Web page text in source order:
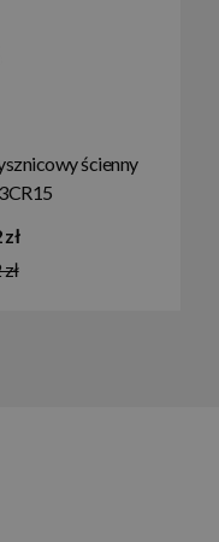
ścienny